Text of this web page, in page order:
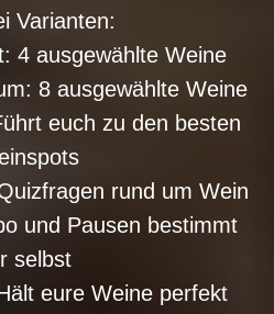
Varianten:
4 ausgewählte Weine
8 ausgewählte Weine
euch zu den besten
rund um Wein
und Pausen bestimmt
selbst
eure Weine perfekt